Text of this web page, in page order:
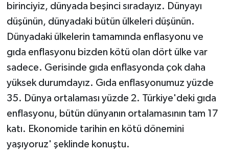
birinciyiz, dünyada beşinci sıradayız. Dünyayı
düşünün, dünyadaki bütün ülkeleri düşünün.
Dünyadaki ülkelerin tamamında enflasyonu ve
gıda enflasyonu bizden kötü olan dört ülke var
sadece. Gerisinde gıda enflasyonda çok daha
yüksek durumdayız. Gıda enflasyonumuz yüzde
35. Dünya ortalaması yüzde 2. Türkiye'deki gıda
enflasyonu, bütün dünyanın ortalamasının tam 17
katı. Ekonomide tarihin en kötü dönemini
yaşıyoruz' şeklinde konuştu.